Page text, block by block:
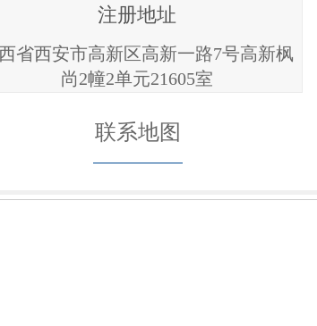
注册地址
省西安市高新区高新一路7号高新枫
尚2幢2单元21605室
联系地图